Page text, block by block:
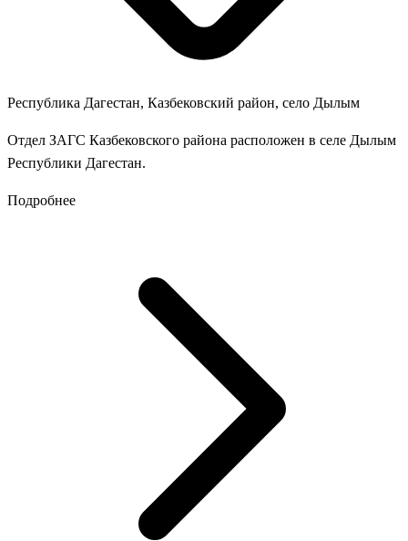
Республика Дагестан, Казбековский район, село Дылым
Отдел ЗАГС Казбековского района расположен в селе Дылым
Республики Дагестан.
Подробнее